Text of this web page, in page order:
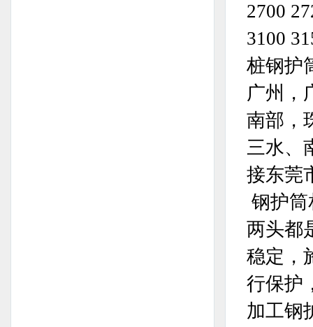
2700
3100
桩钢护
广州，
南部，
三水、
接东莞
钢护
两头都
稳定，
行保护
加工钢